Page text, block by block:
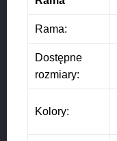
Rama:
Dostępne
rozmiary:
Kolory: